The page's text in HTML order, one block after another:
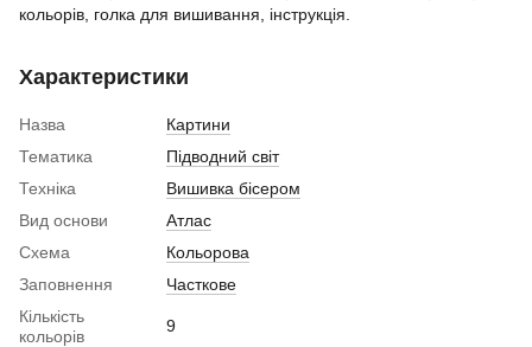
кольорів, голка для вишивання, інструкція.
Характеристики
Назва
Картини
Тематика
Підводний світ
Техніка
Вишивка бісером
Вид основи
Атлас
Схема
Кольорова
Заповнення
Часткове
Кількість
кольорів
9